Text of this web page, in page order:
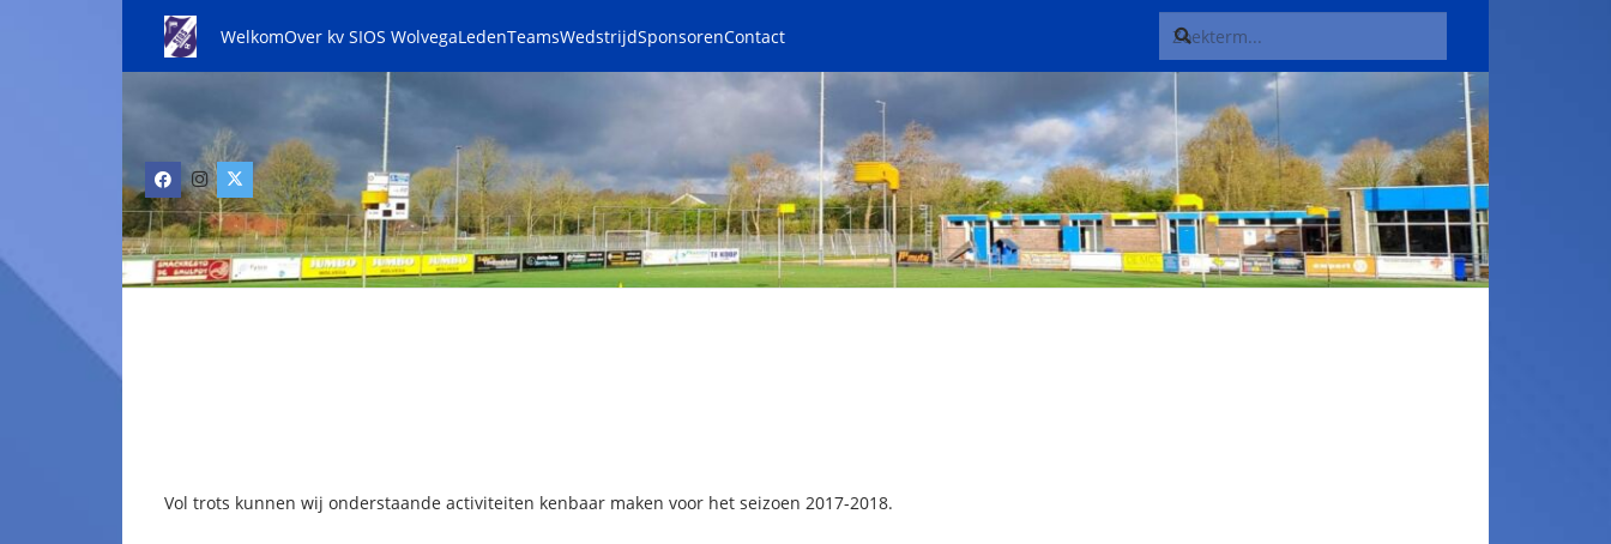
WelkomOver kv SIOS WolvegaLedenTeamsWedstrijdSponsorenContact
Vol trots kunnen wij onderstaande activiteiten kenbaar maken voor het seizoen 2017-2018.